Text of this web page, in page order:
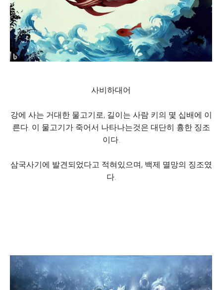
사비하대어
강에 사는 거대한 물고기로, 길이는 사람 키의 몇 십배에 이
른다. 이 물고기가 죽어서 나타나는것은 대단히 흉한 징조
이다.
삼국사기에 발견되었다고 적혀있으며, 백제 멸망의 징조였
다.